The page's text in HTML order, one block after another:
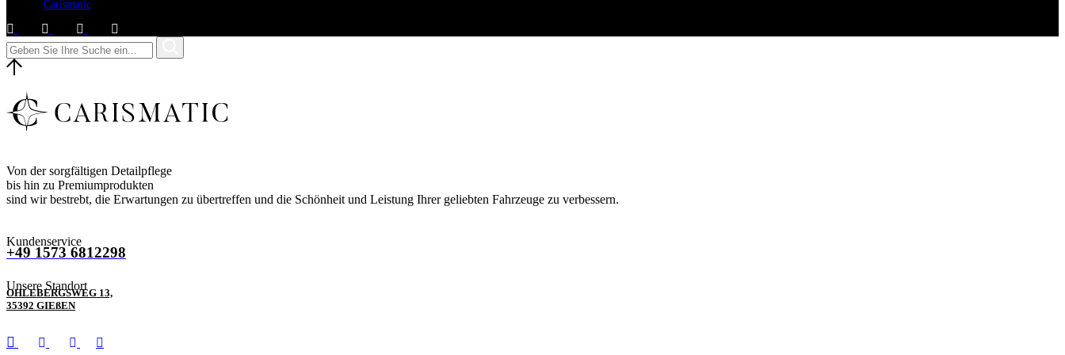
Carismatic
Von der sorgfältigen Detailpflege
bis hin zu Premiumprodukten
sind wir bestrebt, die Erwartungen zu übertreffen und die Schönheit und Leistung Ihrer geliebten Fahrzeuge zu verbessern.
Kundenservice
+49 1573 6812298
Unsere Standort
OHLEBERGSWEG 13,
35392 GIEßEN